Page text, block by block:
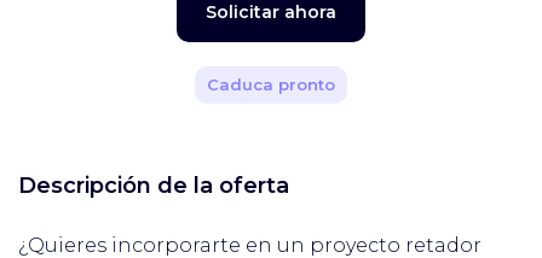
Solicitar ahora
Caduca pronto
Descripción de la oferta
¿Quieres incorporarte en un proyecto retador